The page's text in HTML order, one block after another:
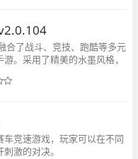
合了战斗、竞技、跑酷等多元
。采用了精美的水墨风格，
大玩家们
车竞速游戏，玩家可以在不同
激的对决。